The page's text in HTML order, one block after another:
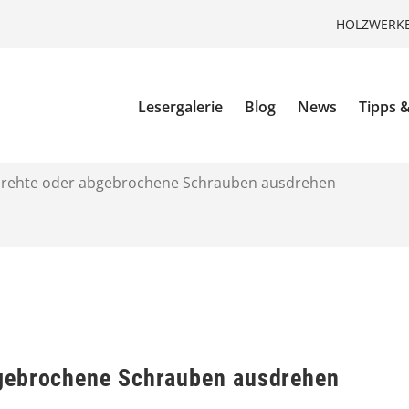
Lesergalerie Blog News Tipps
oder abgebrochene Schrauben ausdrehen
Schrauben ausdrehen